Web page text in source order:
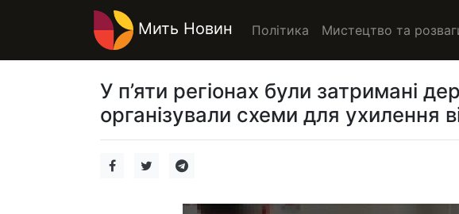
Мить Новин Політика Мистецтво та
У п’яти регіонах були затримані
організували схеми для ухилення